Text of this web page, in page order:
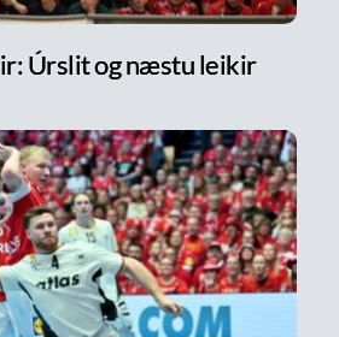
Úrslit og næstu leikir